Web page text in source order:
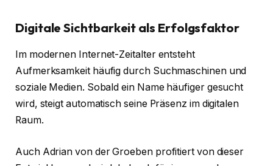
Digitale Sichtbarkeit als Erfolgsfaktor
Im modernen Internet-Zeitalter entsteht
Aufmerksamkeit häufig durch Suchmaschinen und
soziale Medien. Sobald ein Name häufiger gesucht
wird, steigt automatisch seine Präsenz im digitalen
Raum.
Auch Adrian von der Groeben profitiert von dieser